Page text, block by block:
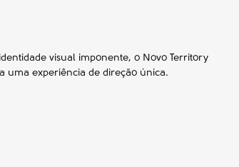
visual imponente, o Novo Territory
uma experiência de direção única.